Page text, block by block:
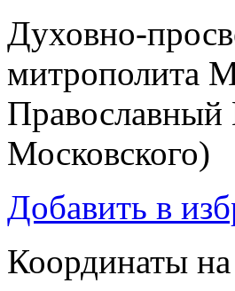
Духовно-
митрополита
Православный
Московского)
Добавить в
Координаты на